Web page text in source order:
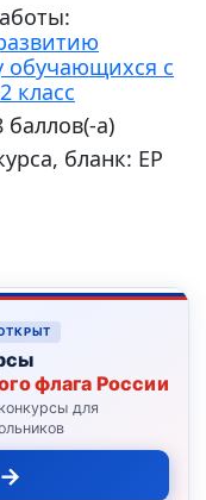
обучающихся с
класс
а)
бланк: ЕР
флага России
для
→